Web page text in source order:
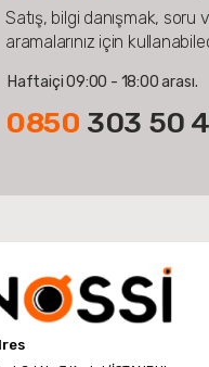
Satış, bilgi danışmak, soru
aramalarınız için
Haftaiçi 09:00 - 18:00 arası.
0850 303 50